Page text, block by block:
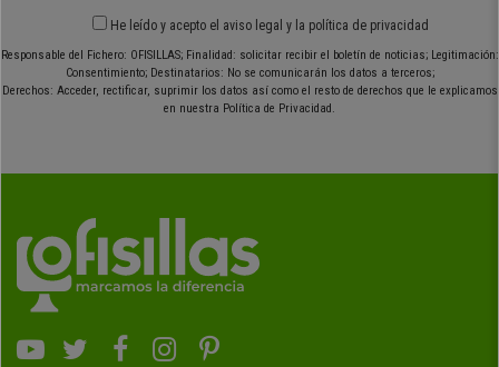
He leído y acepto el aviso legal y la política de privacidad
Responsable del Fichero: OFISILLAS; Finalidad: solicitar recibir el boletín de noticias; Legitimación:
Consentimiento; Destinatarios: No se comunicarán los datos a terceros;
Derechos: Acceder, rectificar, suprimir los datos así como el resto de derechos que le explicamos
en nuestra Política de Privacidad.